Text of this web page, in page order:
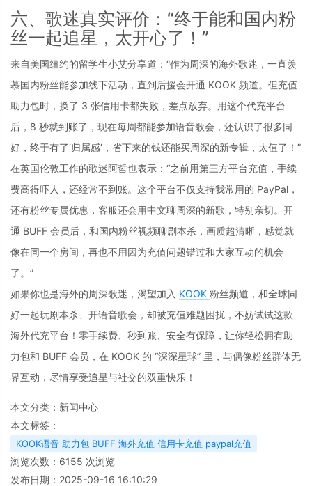
六、歌迷真实评价：“终于能和国内粉
丝一起追星，太开心了！”
来自美国纽约的留学生小艾分享道：“作为周深的海外歌迷，一直羡
慕国内粉丝能参加线下活动，直到后援会开通 KOOK 频道。但充值
助力包时，换了 3 张信用卡都失败，差点放弃。用这个代充平台
后，8 秒就到账了，现在每周都能参加语音歌会，还认识了很多同
好，终于有了‘归属感’，省下来的钱还能买周深的新专辑，太值了！”
在英国伦敦工作的歌迷阿哲也表示：“之前用第三方平台充值，手续
费高得吓人，还经常不到账。这个平台不仅支持我常用的 PayPal，
还有粉丝专属优惠，客服还会用中文聊周深的新歌，特别亲切。开
通 BUFF 会员后，和国内粉丝视频聊剧本杀，画质超清晰，感觉就
像在同一个房间，再也不用因为充值问题错过和大家互动的机会
了。”
如果你也是海外的周深歌迷，渴望加入 KOOK 粉丝频道，和全球同
好一起玩剧本杀、开语音歌会，却被充值难题困扰，不妨试试这款
海外代充平台！零手续费、秒到账、安全有保障，让你轻松拥有助
力包和 BUFF 会员，在 KOOK 的 “深深星球” 里，与偶像粉丝群体无
界互动，尽情享受追星与社交的双重快乐！
本文分类： 新闻中心
本文标签：
KOOK语音 助力包 BUFF 海外充值 信用卡充值 paypal充值
浏览次数： 6155 次浏览
发布日期：2025-09-16 16:10:29